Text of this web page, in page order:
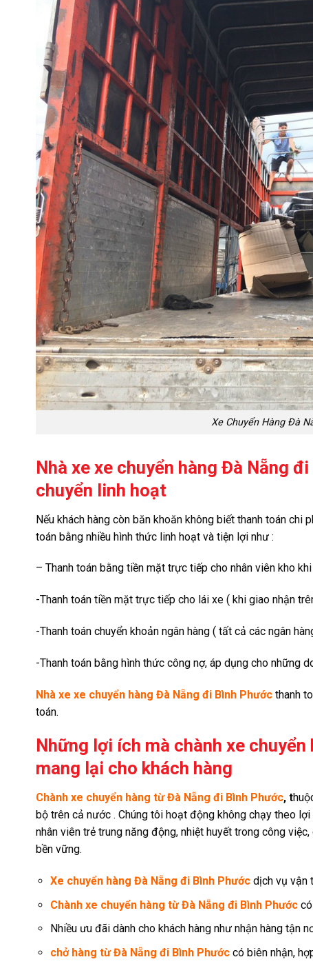
Xe Chuyển Hàng Đà
Nhà xe xe chuyển hàng Đà Nẵng
chuyển linh hoạt
Nếu khách hàng còn băn khoăn không biết thanh toán
toán bằng nhiều hình thức linh hoạt và tiện lợi như :
– Thanh toán bằng tiền mặt trực tiếp cho nhân viên kho
-Thanh toán tiền mặt trực tiếp cho lái xe ( khi giao nhận
-Thanh toán chuyển khoản ngân hàng ( tất cả các ngân
-Thanh toán bằng hình thức công nợ, áp dụng cho những
Nhà xe xe chuyển hàng Đà Nẵng đi Bình Phước thanh
toán.
Những lợi ích mà chành xe
mang lại cho khách hàng
Chành xe chuyển hàng từ Đà Nẵng đi Bình Phước, t
bộ trên cả nước . Chúng tôi hoạt động không chạy theo
nhân viên trẻ trung năng động, nhiệt huyết trong công
bền vững.
Xe chuyển hàng Đà Nẵng đi Bình Phước dịch vụ vận
Chành xe chuyển hàng từ Đà Nẵng đi Bình Phước
Nhiều ưu đãi dành cho khách hàng như nhận hàng tận
chở hàng từ Đà Nẵng đi Bình Phước có biên nhận,